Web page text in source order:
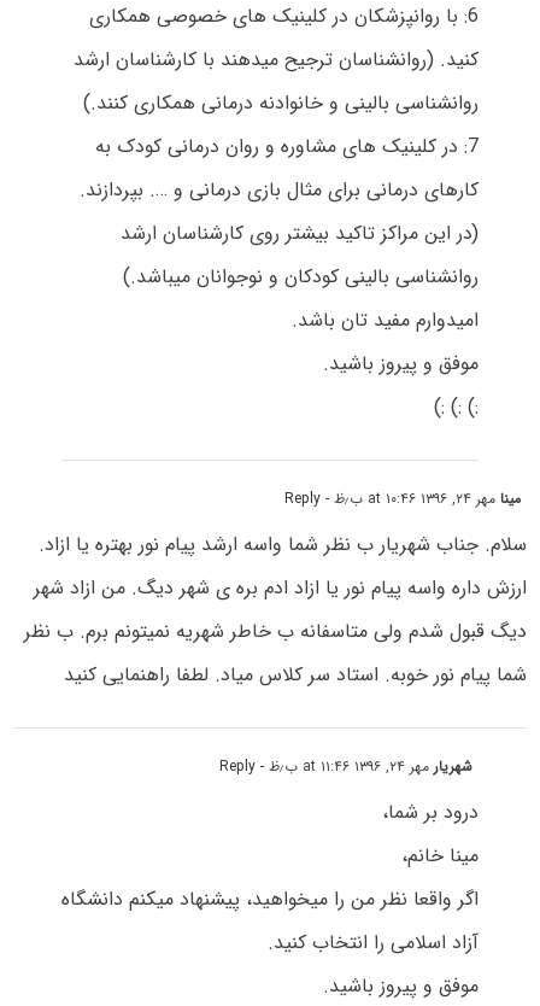
6: با روانپزشکان در کلینیک های خصوصی همکاری
کنید. (روانشناسان ترجیح میدهند با کارشناسان ارشد
روانشناسی بالینی و خانوادنه درمانی همکاری کنند.)
7: در کلینیک های مشاوره و روان درمانی کودک به
کارهای درمانی برای مثال بازی درمانی و …. بپردازند.
(در این مراکز تاکید بیشتر روی کارشناسان ارشد
روانشناسی بالینی کودکان و نوجوانان میباشد.)
امیدوارم مفید تان باشد.
موفق و پیروز باشید.
:) :) :)
مینامهر ۲۴, ۱۳۹۶ at ۱۰:۴۶ ب٫ظ - Reply
سلام. جناب شهریار ب نظر شما واسه ارشد پیام نور بهتره یا ازاد.
ارزش داره واسه پیام نور یا ازاد ادم بره ی شهر دیگ. من ازاد شهر
دیگ قبول شدم ولی متاسفانه ب خاطر شهریه نمیتونم برم. ب نظر
شما پیام نور خوبه. استاد سر کلاس میاد. لطفا راهنمایی کنید
شهریارمهر ۲۴, ۱۳۹۶ at ۱۱:۴۶ ب٫ظ - Reply
درود بر شما،
مینا خانم،
اگر واقعا نظر من را میخواهید، پیشنهاد میکنم دانشگاه
آزاد اسلامی را انتخاب کنید.
موفق و پیروز باشید.